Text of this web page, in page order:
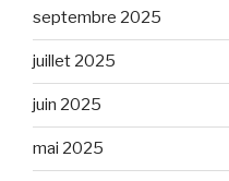
septembre 2025
juillet 2025
juin 2025
mai 2025